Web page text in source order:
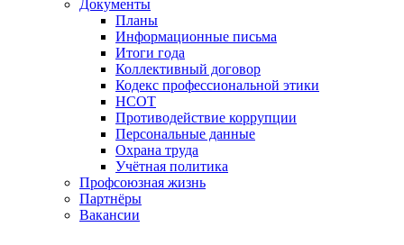
Документы
Планы
Информационные письма
Итоги года
Коллективный договор
Кодекс профессиональной этики
НСОТ
Противодействие коррупции
Персональные данные
Охрана труда
Учётная политика
Профсоюзная жизнь
Партнёры
Вакансии